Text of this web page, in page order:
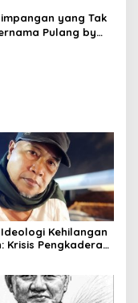
Membelah Nagari
yang Tak
Pulang by
Kehilangan
Krisis Pengkaderan
yang
Arah